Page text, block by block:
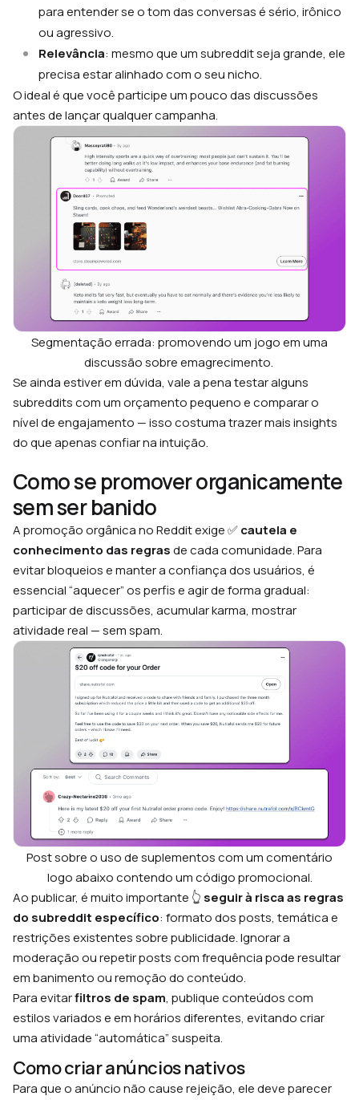
para entender se o tom das conversas é sério, irônico
ou agressivo.
Relevância: mesmo que um subreddit seja grande, ele
precisa estar alinhado com o seu nicho.
O ideal é que você participe um pouco das discussões
antes de lançar qualquer campanha.
Segmentação errada: promovendo um jogo em uma
discussão sobre emagrecimento.
Se ainda estiver em dúvida, vale a pena testar alguns
subreddits com um orçamento pequeno e comparar o
nível de engajamento — isso costuma trazer mais insights
do que apenas confiar na intuição.
Como se promover organicamente
sem ser banido
A promoção orgânica no Reddit exige ✅cautela e
conhecimento das regrasde cada comunidade. Para
evitar bloqueios e manter a confiança dos usuários, é
essencial “aquecer” os perfis e agir de forma gradual:
participar de discussões, acumular karma, mostrar
atividade real — sem spam.
Post sobre o uso de suplementos com um comentário
logo abaixo contendo um código promocional.
Ao publicar, é muito importante 👆 seguir à risca as regras
do subreddit específico: formato dos posts, temática e
restrições existentes sobre publicidade. Ignorar a
moderação ou repetir posts com frequência pode resultar
em banimento ou remoção do conteúdo.
Para evitarfiltros de spam, publique conteúdos com
estilos variados e em horários diferentes, evitando criar
uma atividade “automática” suspeita.
Como criar anúncios nativos
Para que o anúncio não cause rejeição, ele deve parecer